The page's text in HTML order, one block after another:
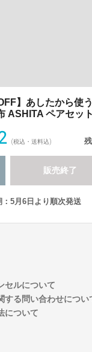
】あしたから使
ASHITA ペアセット
(税込・送料込)
販売終了
5月6日より順次発送
セルについて
する問い合わせについ
について